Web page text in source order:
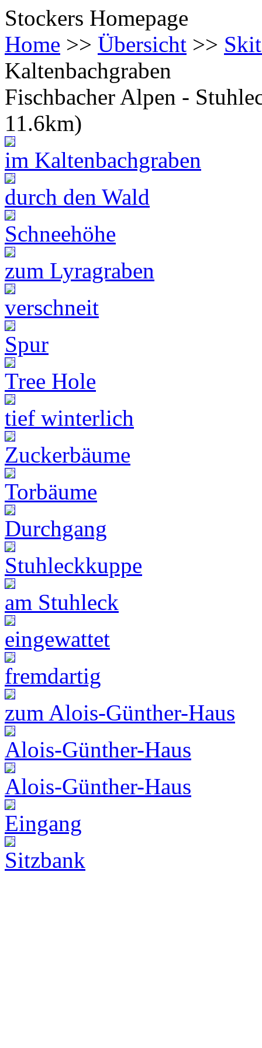
Stockers Homepage
Home >> Übersicht >>
Kaltenbachgraben
Fischbacher Alpen -
11.6km)
im Kaltenbachgraben
durch den Wald
Schneehöhe
zum Lyragraben
verschneit
Spur
Tree Hole
tief winterlich
Zuckerbäume
Torbäume
Durchgang
Stuhleckkuppe
am Stuhleck
eingewattet
fremdartig
zum Alois-Günther-Haus
Alois-Günther-Haus
Alois-Günther-Haus
Eingang
Sitzbank